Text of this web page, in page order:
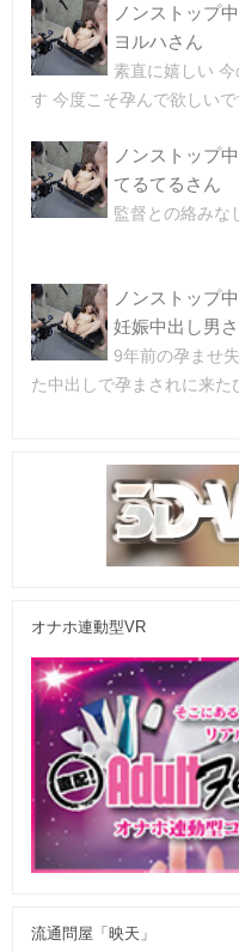
ノンストップ
ヨルハさん
素直に嬉しい
す 今度こそ孕んで欲しいで
ノンストップ
てるてるさん
監督との絡みな
ノンストップ
妊娠中出し男
9年前の孕ませ
た中出しで孕まされに来た
オナホ連動型VR
流通問屋「映天」